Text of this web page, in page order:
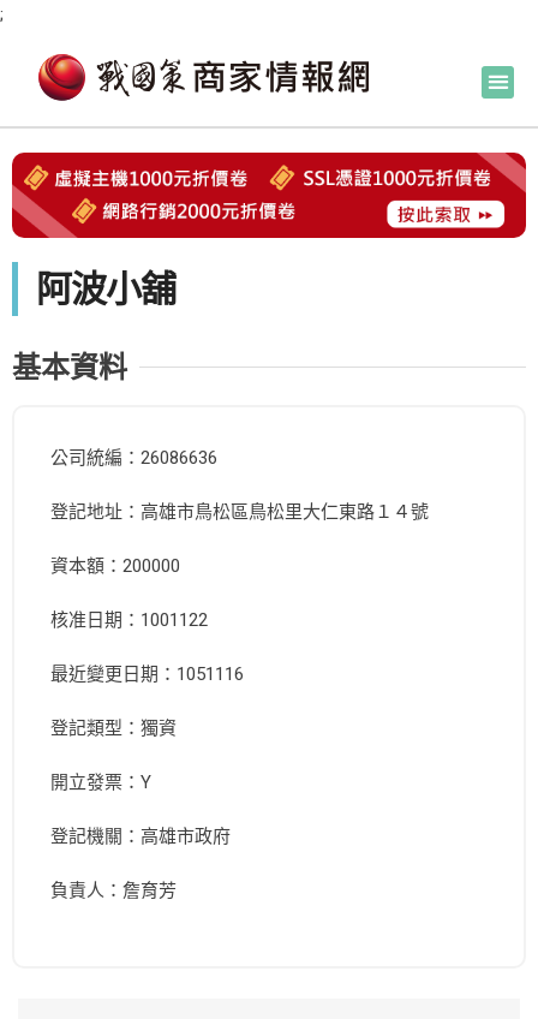
;
阿波小舖
基本資料
公司統編：26086636
登記地址：高雄市鳥松區鳥松里大仁東路１４號
資本額：200000
核准日期：1001122
最近變更日期：1051116
登記類型：獨資
開立發票：Y
登記機關：高雄市政府
負責人：詹育芳